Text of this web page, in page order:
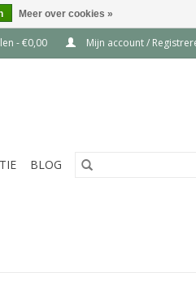
- €0,00 Mijn account /
BLOG
Meer over cookies »